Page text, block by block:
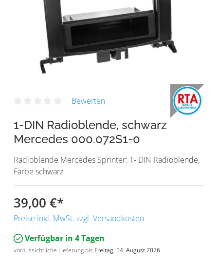
Bewerten
1-DIN Radioblende, schwarz
Mercedes 000.072S1-0
Radioblende Mercedes Sprinter: 1- DIN Radioblende,
Farbe schwarz
39,00 €*
Preise inkl. MwSt. zzgl. Versandkosten
Verfügbar in 4 Tagen
voraussichtliche Lieferung bis Freitag, 14. August 2026